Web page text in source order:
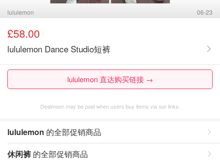
lululemon 06-23
£58.00
lululemon Dance Studio短裤
lululemon 直达购买链接 →
Dealmoon may be paid when users buy items via our links.
lululemon 的全部促销商品
休闲裤 的全部促销商品